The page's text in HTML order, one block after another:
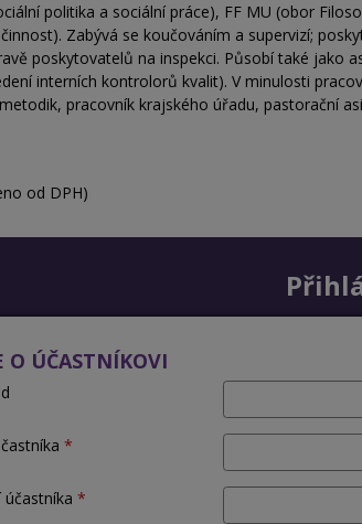
politika a sociální práce), FF MU (obor
Zabývá se koučováním a supervizí;
poskytovatelů na inspekci. Působí také jako
interních kontrolorů kvalit). V minulosti
pracovník krajského úřadu, pastorační
od DPH)
O ÚČASTNÍKOVI
účastníka